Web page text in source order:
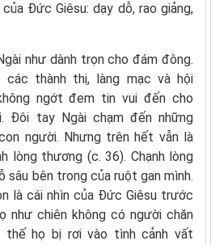
Đức Giêsu: dạy dỗ, rao giảng,
như dành trọn cho đám đông.
các thành thị, làng mạc và hội
ngớt đem tin vui đến cho
Đôi tay Ngài chạm đến những
người. Nhưng trên hết vẫn là
lòng thương (c. 36). Chạnh lòng
sâu bên trong của ruột gan mình.
là cái nhìn của Đức Giêsu trước
như chiên không có người chăn
thế họ bị rơi vào tình cảnh vất